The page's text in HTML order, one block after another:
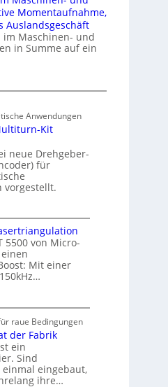
r
w
a
u
g
Momentaufnahme,
Auslandsgeschäft
im Maschinen- und
in Summe auf ein
Anwendungen
Kit
neue Drehgeber-
für
vorgestellt.
5500 von Micro-
Mit einer
raue Bedingungen
der Fabrik
ein
Sind
eingebaut,
ihre…